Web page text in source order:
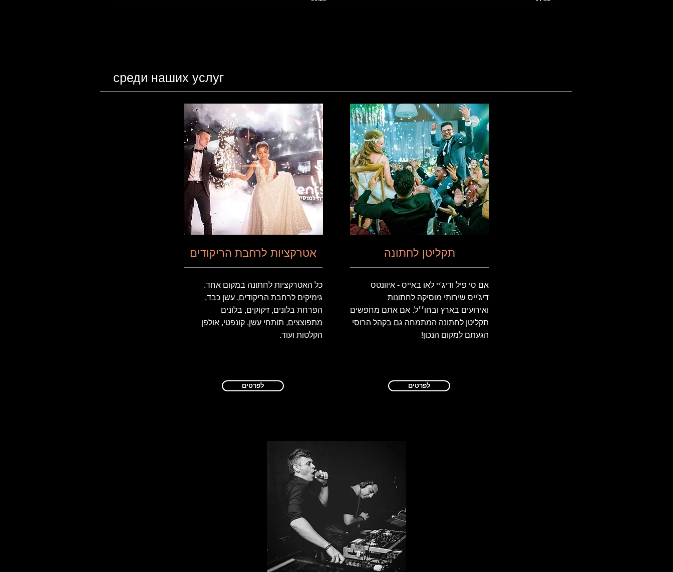
среди наших услуг
אטרקציות לרחבת הריקודים
כל האטרקציות לחתונה במקום אחד.
גימיקים לרחבת הריקודים, עשן כבד,
הפרחת בלונים, זיקוקים, בלונים
מתפוצצים, תותחי עשן, קונפטי, אולפן
הקלטות ועוד.
לפרטים
תקליטן לחתונה
אם סי פיל ודיג'יי לאו באייס - איוונטס
דיג'ייס שירותי מוסיקה לחתונות
ואירועים בארץ ובחו׳׳ל. אם אתם מחפשים
תקליטן לחתונה המתמחה גם בקהל הרוסי
הגעתם למקום הנכון!
לפרטים